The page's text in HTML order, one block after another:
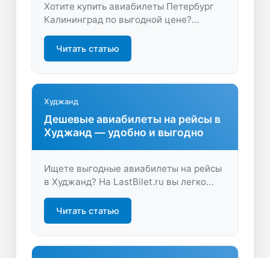
Хотите купить авиабилеты Петербург
Калининград по выгодной цене?
Найдите удобные рейсы, сравните
предложения и забронируйте билеты
быстро и просто на LastBilet.ru —
Читать статью
Худжанд
Дешевые авиабилеты на рейсы в
Худжанд — удобно и выгодно
Ищете выгодные авиабилеты на рейсы
в Худжанд? На LastBilet.ru вы легко
сравните цены, найдете лучшие
предложения и быстро забронируете
билет онлайн. Путешествуйте экономно
сейчас!
Читать статью